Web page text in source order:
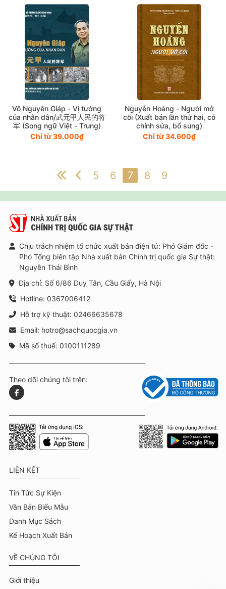
Võ Nguyên Giáp - Vị tướng
của nhân dân/武元甲人民的将
军 (Song ngữ Việt - Trung)
Chỉ từ 39.000₫
Nguyễn Hoàng - Người mở
cõi (Xuất bản lần thứ hai, có
chỉnh sửa, bổ sung)
Chỉ từ 34.600₫
5 6 7 8 9
Chịu trách nhiệm tổ chức xuất bản điện tử: Phó Giám đốc -
Phó Tổng biên tập Nhà xuất bản Chính trị quốc gia Sự thật:
Nguyễn Thái Bình
Địa chỉ: Số 6/86 Duy Tân, Cầu Giấy, Hà Nội
Hotline: 0367006412
Hỗ trợ kỹ thuật: 02466635678
Email: hotro@sachquocgia.vn
Mã số thuế: 0100111289
Theo dõi chúng tôi trên:
LIÊN KẾT
Tin Tức Sự Kiện
Văn Bản Biểu Mẫu
Danh Mục Sách
Kế Hoạch Xuất Bản
VỀ CHÚNG TÔI
Giới thiệu